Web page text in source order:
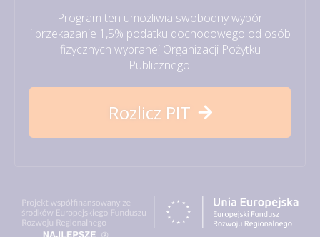
Program ten umożliwia swobodny wybór
i przekazanie 1,5% podatku dochodowego od osób
fizycznych wybranej Organizacji Pożytku
Publicznego.
Rozlicz PIT